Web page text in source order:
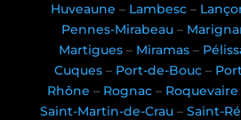
Huveaune – Lambesc–
Pennes-Mirabeau –
Martigues– Miramas–
Cuques – Port-de-Bouc –
Rhône – Rognac – Roquevaire
Saint-Martin-de-Crau– Saint-